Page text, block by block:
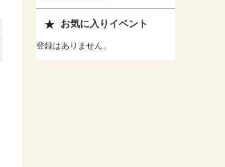
お気に入りイベント
登録はありません。